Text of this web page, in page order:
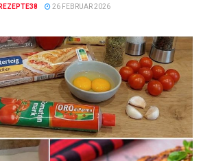
REZEPTE38 26 FEBRUAR 2026